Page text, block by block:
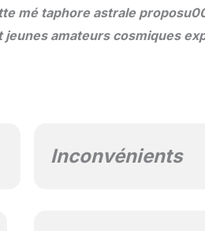
mé taphore astrale
amateurs cosmiques
Inconvénients